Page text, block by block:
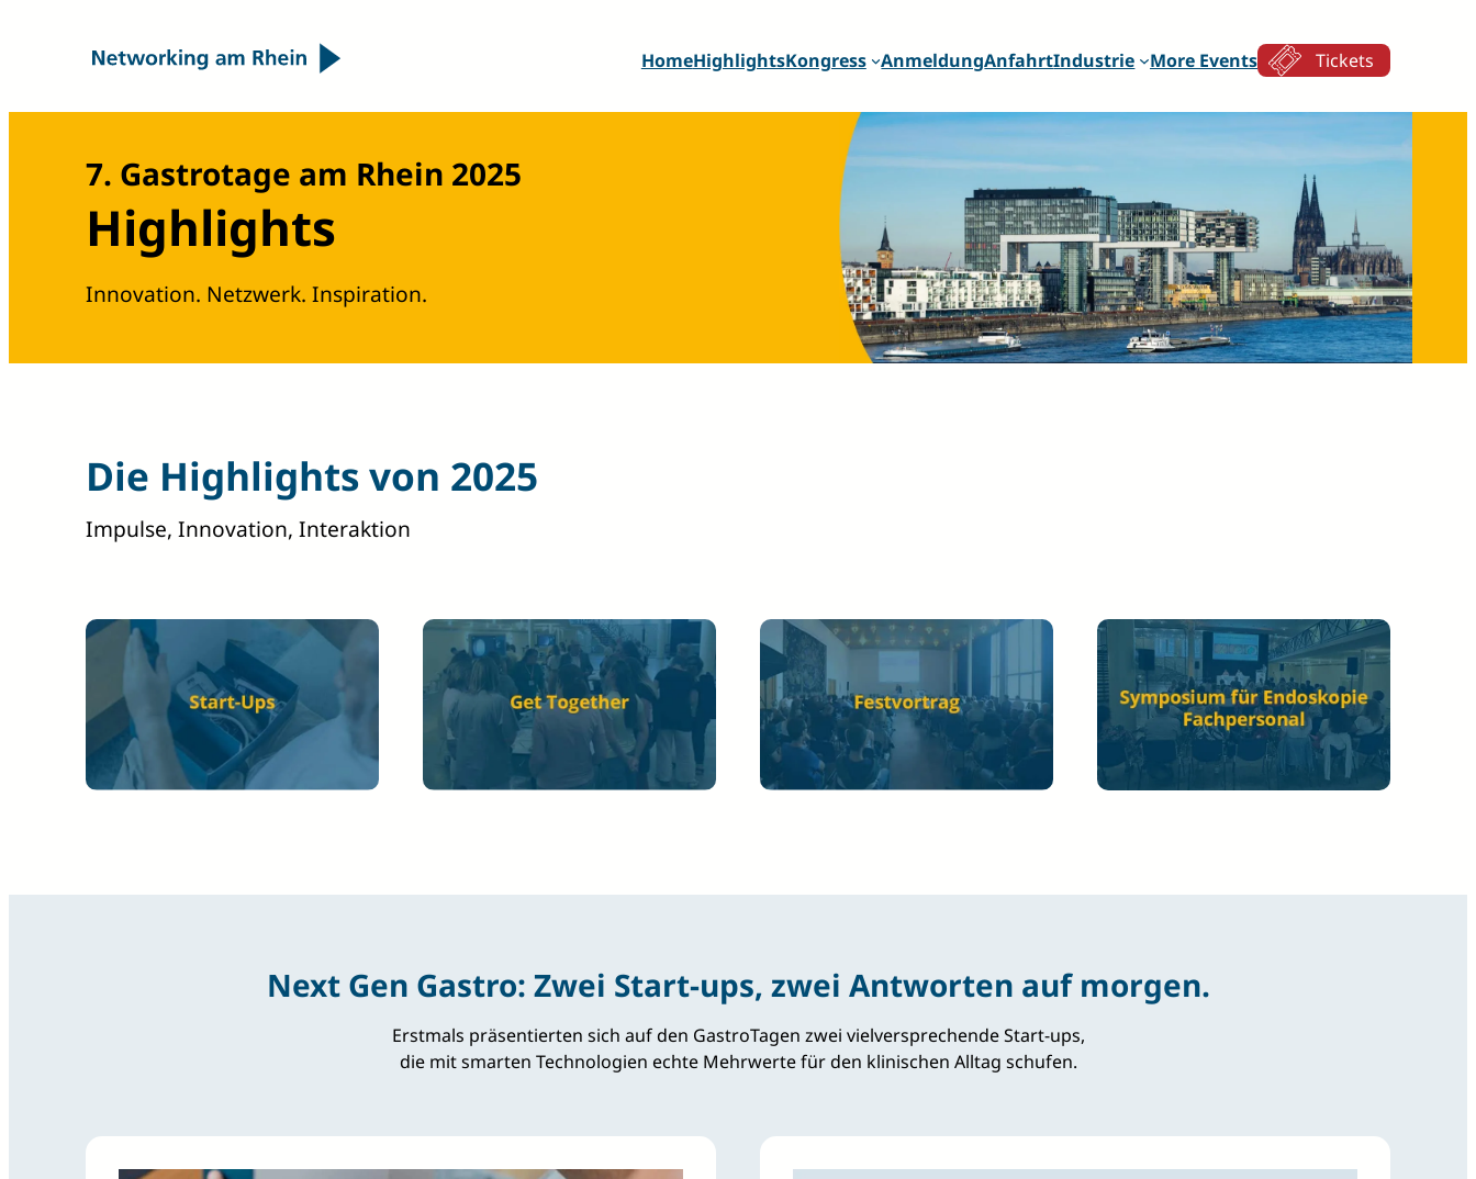
HomeHighlightsKongress AnmeldungAnfahrtIndustrie More Events Tickets
7. Gastrotage am Rhein 2025
Highlights
Innovation. Netzwerk. Inspiration.
Die Highlights von 2025
Impulse, Innovation, Interaktion
Next Gen Gastro: Zwei Start-ups, zwei Antworten auf morgen.
Erstmals präsentierten sich auf den GastroTagen zwei vielversprechende Start-ups,
die mit smarten Technologien echte Mehrwerte für den klinischen Alltag schufen.